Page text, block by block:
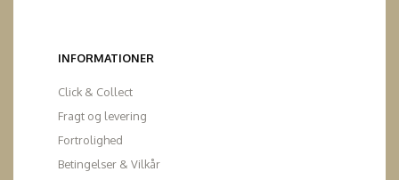
INFORMATIONER
Click & Collect
Fragt og levering
Fortrolighed
Betingelser & Vilkår